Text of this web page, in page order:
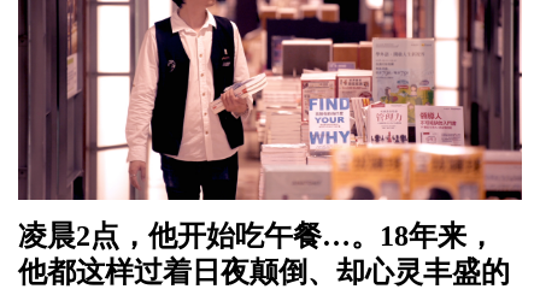
凌晨2点，他开始吃午餐…。18年来，
他都这样过着日夜颠倒、却心灵丰盛的